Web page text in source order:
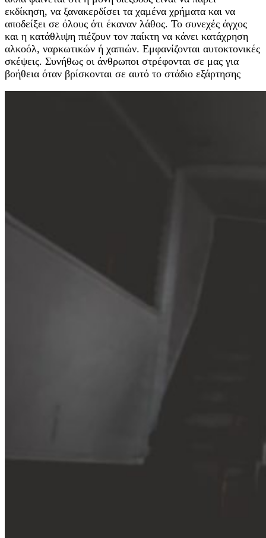
εκδίκηση, να ξανακερδίσει τα χαμένα χρήματα και να
αποδείξει σε όλους ότι έκαναν λάθος. Το συνεχές άγχος
και η κατάθλιψη πιέζουν τον παίκτη να κάνει κατάχρηση
αλκοόλ, ναρκωτικών ή χαπιών. Εμφανίζονται αυτοκτονικές
σκέψεις. Συνήθως οι άνθρωποι στρέφονται σε μας για
βοήθεια όταν βρίσκονται σε αυτό το στάδιο εξάρτησης